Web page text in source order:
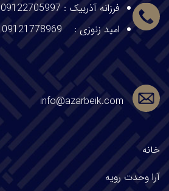
فرزانه آذربیک :
09122705997
امید زنوزی :09121778969
info@azarbeik.com
خانه
آرا وحدترویه